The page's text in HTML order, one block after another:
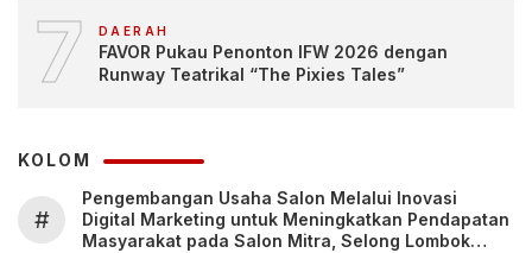
7 DAERAH
FAVOR Pukau Penonton IFW 2026 dengan
Runway Teatrikal “The Pixies Tales”
KOLOM
#
Pengembangan Usaha Salon Melalui Inovasi
Digital Marketing untuk Meningkatkan Pendapatan
Masyarakat pada Salon Mitra, Selong Lombok